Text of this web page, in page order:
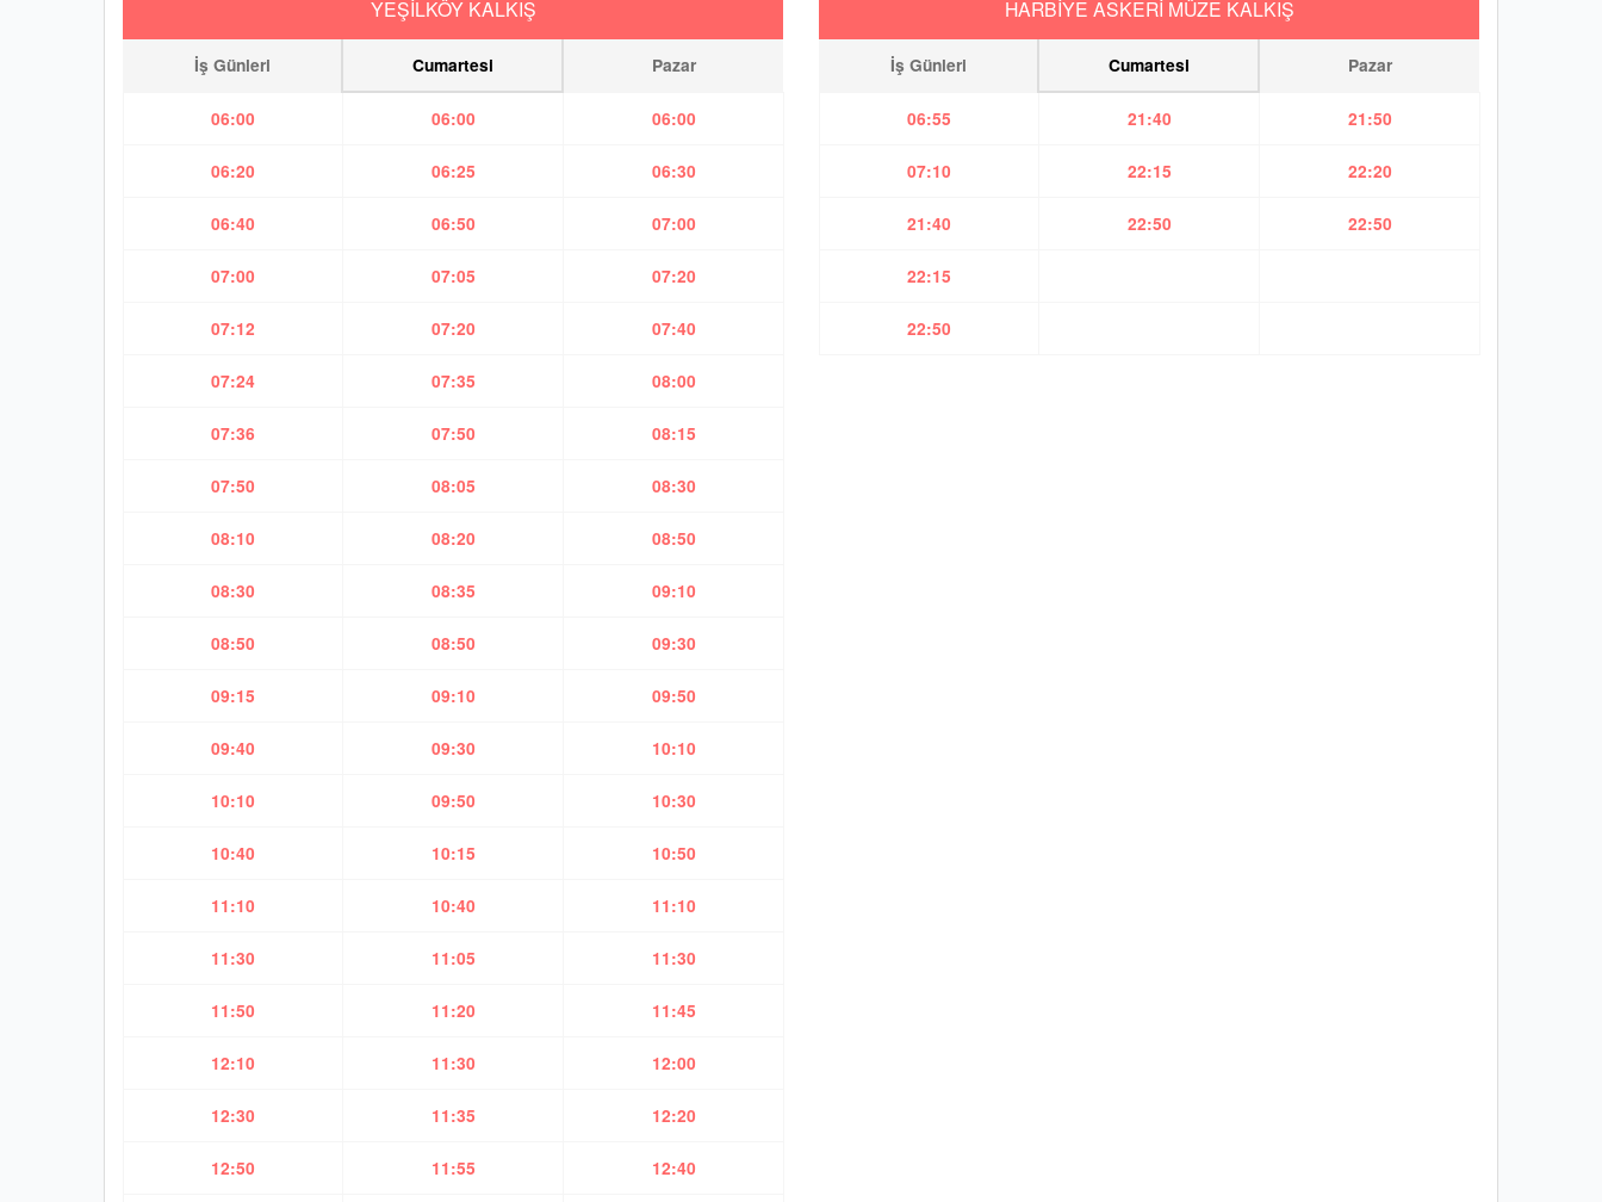
YEŞİLKÖY KALKIŞ
İş Günleri Cumartesi Pazar
06:00 06:00 06:00
06:20 06:25 06:30
06:40 06:50 07:00
07:00 07:05 07:20
07:12 07:20 07:40
07:24 07:35 08:00
07:36 07:50 08:15
07:50 08:05 08:30
08:10 08:20 08:50
08:30 08:35 09:10
08:50 08:50 09:30
09:15 09:10 09:50
09:40 09:30 10:10
10:10 09:50 10:30
10:40 10:15 10:50
11:10 10:40 11:10
11:30 11:05 11:30
11:50 11:20 11:45
12:10 11:30 12:00
12:30 11:35 12:20
12:50 11:55 12:40
HARBİYE ASKERİ MÜZE KALKIŞ
İş Günleri Cumartesi Pazar
06:55 21:40 21:50
07:10 22:15 22:20
21:40 22:50 22:50
22:15
22:50